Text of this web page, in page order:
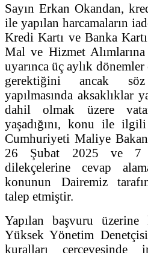
Sayın Erkan Okandan,
ile yapılan harcamaların
Kredi Kartı ve Banka
Mal ve Hizmet Alımlarına
uyarınca üç aylık dönemler
gerektiğini ancak
yapılmasında aksaklıklar
dahil olmak üzere
yaşadığını, konu ile
Cumhuriyeti Maliye
26 Şubat 2025 ve 7
dilekçelerine cevap
konunun Dairemiz
talep etmiştir.
Yapılan başvuru üzerine
Yüksek Yönetim Denetçisi
kuralları çerçevesinde